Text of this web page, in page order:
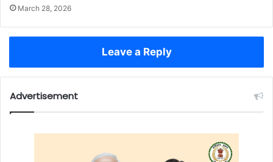
March 28, 2026
Leave a Reply
Advertisement